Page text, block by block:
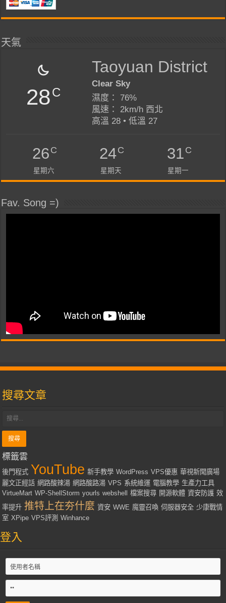
天氣
28C
Taoyuan District
Clear Sky
濕度： 76%
風速： 2km/h 西北
高溫 28 • 低溫 27
26C
星期六
24C
星期天
31C
星期一
Fav. Song =)
搜尋文章
標籤雲
後門程式 YouTube 新手教學 WordPress VPS優惠 華視新聞廣場
麗文正經話 網路酸辣湯 網路酸路湯 VPS 系統維運 電腦教學 生產力工具
VirtueMart WP-ShellStorm yourls webshell 檔案搜尋 開源軟體 資安防護 效
率提升 推特上在夯什麼 資安 WWE 魔靈召喚 伺服器安全 少康戰情
室 XPipe VPS評測 Winhance
登入